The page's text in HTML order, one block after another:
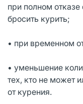
при полном
бросить курить;
• при временном
• уменьшение
тех, кто не может
от курения.